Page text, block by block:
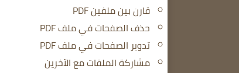
قارن بين ملفين PDF
حذف الصفحات في ملف PDF
تدوير الصفحات في ملف PDF
مشاركة الملفات مع الآخرين